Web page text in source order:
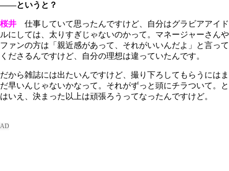
――というと？
桜井 仕事していて思ったんですけど、自分はグラビアアイド
ルにしては、太りすぎじゃないのかって。マネージャーさんや
ファンの方は「親近感があって、それがいいんだよ」と言って
くださるんですけど、自分の理想は違っていたんです。
だから雑誌には出たいんですけど、撮り下ろしてもらうにはま
だ早いんじゃないかなって。それがずっと頭にチラついて。と
はいえ、決まった以上は頑張ろうってなったんですけど。